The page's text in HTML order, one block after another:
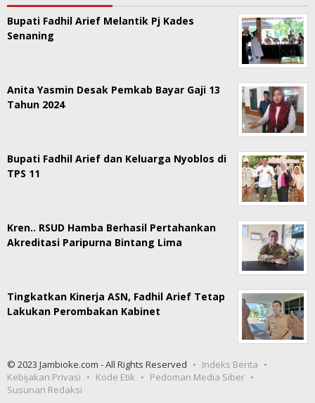
Bupati Fadhil Arief Melantik Pj Kades
Senaning
Anita Yasmin Desak Pemkab Bayar Gaji 13
Tahun 2024
Bupati Fadhil Arief dan Keluarga Nyoblos di
TPS 11
Kren.. RSUD Hamba Berhasil Pertahankan
Akreditasi Paripurna Bintang Lima
Tingkatkan Kinerja ASN, Fadhil Arief Tetap
Lakukan Perombakan Kabinet
© 2023 Jambioke.com - All Rights Reserved
Indeks Berita
Kebijakan Privasi
Kode Etik
Pedoman Media Siber
Susunan Redaksi